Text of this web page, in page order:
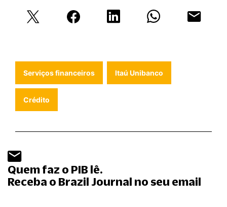
Serviços financeiros Itaú Unibanco
Crédito
Quem faz o PIB lê.
Receba o Brazil Journal no seu email